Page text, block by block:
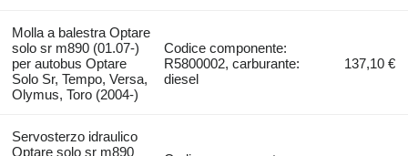
Molla a balestra Optare
solo sr m890 (01.07-)
per autobus Optare
Solo Sr, Tempo, Versa,
Olymus, Toro (2004-)
Codice componente:
R5800002, carburante:
diesel
137,10 €
Servosterzo idraulico
Optare solo sr m890